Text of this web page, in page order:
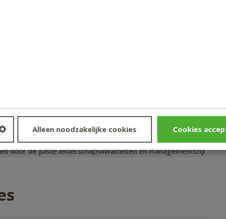
Alleen noodzakelijke cookies Cookies
Zo wordt uitgebreid stilgestaan bij persoonlijk
het vergroten van de persoonlijke effectiviteit en het
te begeleiden bij het stellen van doelen en het
en vasthoudendheid naar deze doelen toe te werken.
persoon van de leider zelf, maar eveneens op de context
van diverse ontwikkelingen op sociaal-
vlak is daarbij essentieel.
aangereikt over managementmodellen en modern
en het management te adviseren. Je bent je bewust
opereren en weet hoe een leider de effectiviteit
door de juiste leiderschapskwaliteiten en managementstijl